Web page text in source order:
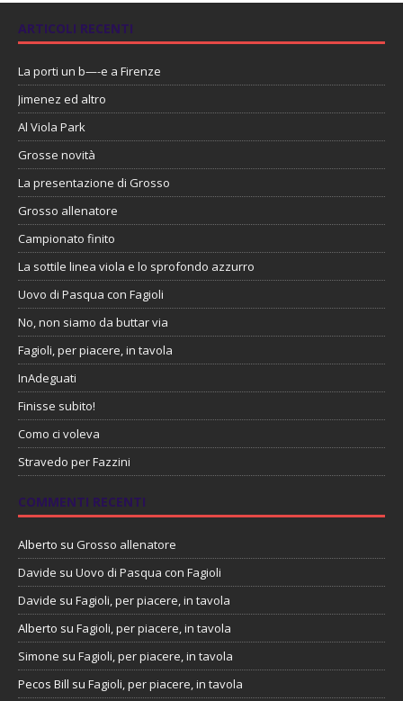
ARTICOLI RECENTI
La porti un b—-e a Firenze
Jimenez ed altro
Al Viola Park
Grosse novità
La presentazione di Grosso
Grosso allenatore
Campionato finito
La sottile linea viola e lo sprofondo azzurro
Uovo di Pasqua con Fagioli
No, non siamo da buttar via
Fagioli, per piacere, in tavola
InAdeguati
Finisse subito!
Como ci voleva
Stravedo per Fazzini
COMMENTI RECENTI
Alberto su Grosso allenatore
Davide su Uovo di Pasqua con Fagioli
Davide su Fagioli, per piacere, in tavola
Alberto su Fagioli, per piacere, in tavola
Simone su Fagioli, per piacere, in tavola
Pecos Bill su Fagioli, per piacere, in tavola